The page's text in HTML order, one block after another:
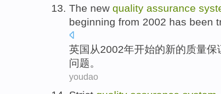
The new quality assurance
beginning from 2002 has been
英国 从2002年开始的新的质量保
问题 。
youdao